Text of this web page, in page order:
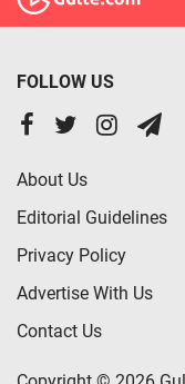
FOLLOW US
About Us
Editorial Guidelines
Privacy Policy
Advertise With Us
Contact Us